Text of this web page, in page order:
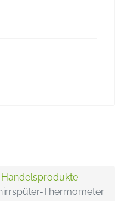
Handelsprodukte
Thermometer